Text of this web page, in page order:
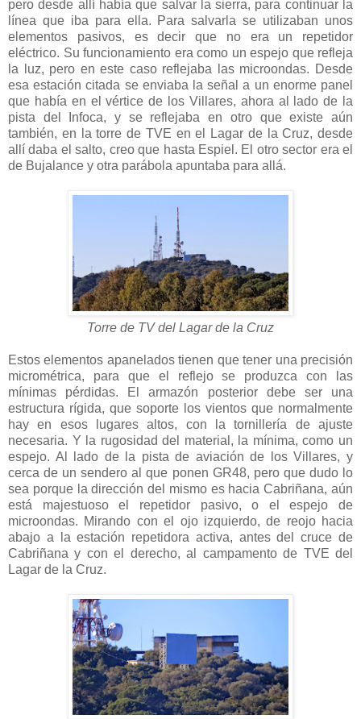
pero desde allí había que salvar la sierra, para continuar la
línea que iba para ella. Para salvarla se utilizaban unos
elementos pasivos, es decir que no era un repetidor
eléctrico. Su funcionamiento era como un espejo que refleja
la luz, pero en este caso reflejaba las microondas. Desde
esa estación citada se enviaba la señal a un enorme panel
que había en el vértice de los Villares, ahora al lado de la
pista del Infoca, y se reflejaba en otro que existe aún
también, en la torre de TVE en el Lagar de la Cruz, desde
allí daba el salto, creo que hasta Espiel. El otro sector era el
de Bujalance y otra parábola apuntaba para allá.
Torre de TV del Lagar de la Cruz
Estos elementos apanelados tienen que tener una precisión
micrométrica, para que el reflejo se produzca con las
mínimas pérdidas. El armazón posterior debe ser una
estructura rígida, que soporte los vientos que normalmente
hay en esos lugares altos, con la tornillería de ajuste
necesaria. Y la rugosidad del material, la mínima, como un
espejo. Al lado de la pista de aviación de los Villares, y
cerca de un sendero al que ponen GR48, pero que dudo lo
sea porque la dirección del mismo es hacia Cabriñana, aún
está majestuoso el repetidor pasivo, o el espejo de
microondas. Mirando con el ojo izquierdo, de reojo hacia
abajo a la estación repetidora activa, antes del cruce de
Cabriñana y con el derecho, al campamento de TVE del
Lagar de la Cruz.